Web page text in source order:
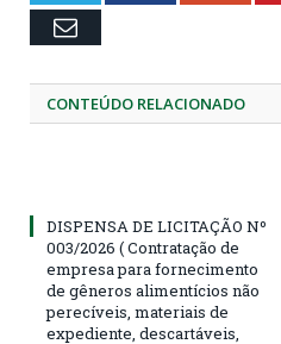
Email
CONTEÚDO RELACIONADO
DISPENSA DE LICITAÇÃO Nº
003/2026 ( Contratação de
empresa para fornecimento
de gêneros alimentícios não
perecíveis, materiais de
expediente, descartáveis,